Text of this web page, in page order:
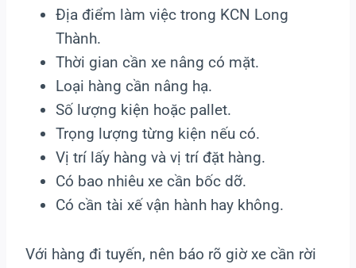
Địa điểm làm việc trong KCN Long
Thành.
Thời gian cần xe nâng có mặt.
Loại hàng cần nâng hạ.
Số lượng kiện hoặc pallet.
Trọng lượng từng kiện nếu có.
Vị trí lấy hàng và vị trí đặt hàng.
Có bao nhiêu xe cần bốc dỡ.
Có cần tài xế vận hành hay không.
Với hàng đi tuyến, nên báo rõ giờ xe cần rời